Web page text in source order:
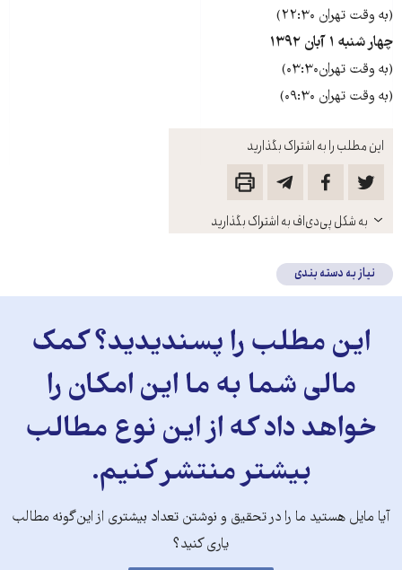
این مطلب را به اشتراک بگذارید
باز
کنید
به شکل پی‌دی‌اف به اشتراک بگذارید
(به وقت تهران ۲۲:۳۰)
چهار شنبه ۱ آبان ۱۳۹۲
(به وقت تهران۰۳:۳۰)
(به وقت تهران ۰۹:۳۰)
نیاز به دسته بندی
این مطلب را پسندیدید؟ کمک
مالی شما به ما این امکان را
خواهد داد که از این نوع مطالب
بیشتر منتشر کنیم.
آیا مایل هستید ما را در تحقیق و نوشتن تعداد بیشتری از این‌گونه مطالب
یاری کنید؟